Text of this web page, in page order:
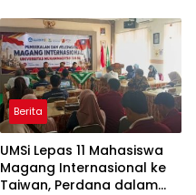
Berita
UMSi Lepas 11 Mahasiswa
Magang Internasional ke
Taiwan, Perdana dalam